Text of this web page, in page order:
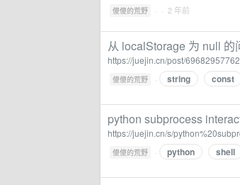
傻傻的荒野 · · 2 年前
从 localStorage 为 null 的
https://juejin.cn/post/
傻傻的荒野 · string const
python subprocess
https://juejin.cn/s/
傻傻的荒野 · python shell